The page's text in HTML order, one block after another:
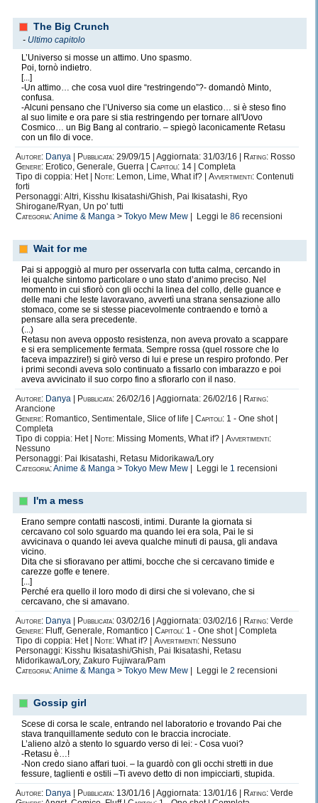
The Big Crunch
- Ultimo capitolo
L’Universo si mosse un attimo. Uno spasmo.
Poi, tornò indietro.
[...]
-Un attimo… che cosa vuol dire “restringendo”?- domandò Minto,
confusa.
-Alcuni pensano che l’Universo sia come un elastico… si è steso fino
al suo limite e ora pare si stia restringendo per tornare all'Uovo
Cosmico… un Big Bang al contrario. – spiegò laconicamente Retasu
con un filo di voce.
Autore: Danya Pubblicata: 29/09/15 | Aggiornata: 31/03/16 | Rating: Rosso
Genere: Erotico, Generale, Guerra | Capitoli: 14 | Completa
Tipo di coppia: Het |
Note: Lemon, Lime, What if? | Avvertimenti: Contenuti
forti
Personaggi: Altri, Kisshu Ikisatashi/Ghish, Pai Ikisatashi, Ryo
Shirogane/Ryan, Un po' tutti
Categoria:Anime & Manga > Tokyo Mew Mew | Leggi le 86 recensioni
Wait for me
Pai si appoggiò al muro per osservarla con tutta calma, cercando in
lei qualche sintomo particolare o uno stato d’animo preciso. Nel
momento in cui sfiorò con gli occhi la linea del collo, delle guance e
delle mani che leste lavoravano, avvertì una strana sensazione allo
stomaco, come se si stesse piacevolmente contraendo e tornò a
pensare alla sera precedente.
(...)
Retasu non aveva opposto resistenza, non aveva provato a scappare
e si era semplicemente fermata. Sempre rossa (quel rossore che lo
faceva impazzire!) si girò verso di lui e prese un respiro profondo. Per
i primi secondi aveva solo continuato a fissarlo con imbarazzo e poi
aveva avvicinato il suo corpo fino a sfiorarlo con il naso.
Autore: Danya Pubblicata: 26/02/16 | Aggiornata: 26/02/16 |
Rating:
Arancione
Genere: Romantico, Sentimentale, Slice of life | Capitoli: 1 - One shot |
Completa
Tipo di coppia: Het |
Note: Missing Moments, What if? | Avvertimenti:
Nessuno
Personaggi: Pai Ikisatashi, Retasu Midorikawa/Lory
Categoria:Anime & Manga > Tokyo Mew Mew | Leggi le 1 recensioni
I'm a mess
Erano sempre contatti nascosti, intimi. Durante la giornata si
cercavano col solo sguardo ma quando lei era sola, Pai le si
avvicinava o quando lei aveva qualche minuti di pausa, gli andava
vicino.
Dita che si sfioravano per attimi, bocche che si cercavano timide e
carezze goffe e tenere.
[...]
Perché era quello il loro modo di dirsi che si volevano, che si
cercavano, che si amavano.
Autore: Danya Pubblicata: 03/02/16 | Aggiornata: 03/02/16 | Rating: Verde
Genere: Fluff, Generale, Romantico | Capitoli: 1 - One shot | Completa
Tipo di coppia: Het |
Note: What if? | Avvertimenti: Nessuno
Personaggi: Kisshu Ikisatashi/Ghish, Pai Ikisatashi, Retasu
Midorikawa/Lory, Zakuro Fujiwara/Pam
Categoria:Anime & Manga > Tokyo Mew Mew | Leggi le 2 recensioni
Gossip girl
Scese di corsa le scale, entrando nel laboratorio e trovando Pai che
stava tranquillamente seduto con le braccia incrociate.
L’alieno alzò a stento lo sguardo verso di lei: - Cosa vuoi?
-Retasu è…!
-Non credo siano affari tuoi. – la guardò con gli occhi stretti in due
fessure, taglienti e ostili –Ti avevo detto di non impicciarti, stupida.
Autore: Danya Pubblicata: 13/01/16 | Aggiornata: 13/01/16 | Rating: Verde